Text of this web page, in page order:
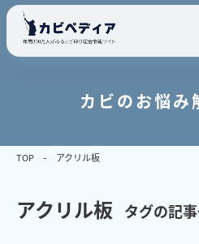
カビのお悩み
TOP アクリル板
アクリル板 タグの記